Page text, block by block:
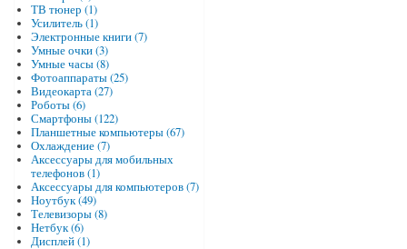
ТВ тюнер (1)
Усилитель (1)
Электронные книги (7)
Умные очки (3)
Умные часы (8)
Фотоаппараты (25)
Видеокарта (27)
Роботы (6)
Смартфоны (122)
Планшетные компьютеры (67)
Охлаждение (7)
Аксессуары для мобильных
телефонов (1)
Аксессуары для компьютеров (7)
Ноутбук (49)
Телевизоры (8)
Нетбук (6)
Дисплей (1)